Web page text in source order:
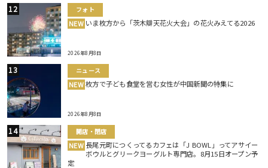
フォト
NEW いま枚方から「茨木辯天花火大会」の花火みえてる2026
2026年8月8日
ニュース
NEW 枚方で子ども食堂を営む女性が中国新聞の特集に
2026年8月8日
開店・閉店
NEW 長尾元町につくってるカフェは「J BOWL」ってアサイー
ボウルとグリークヨーグルト専門店。8月15日オープン予
定